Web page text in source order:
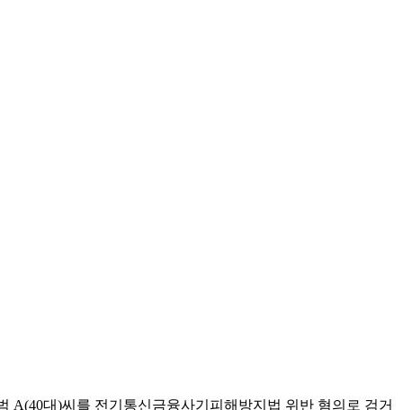
대)씨를 전기통신금융사기피해방지법 위반 혐의로 검거